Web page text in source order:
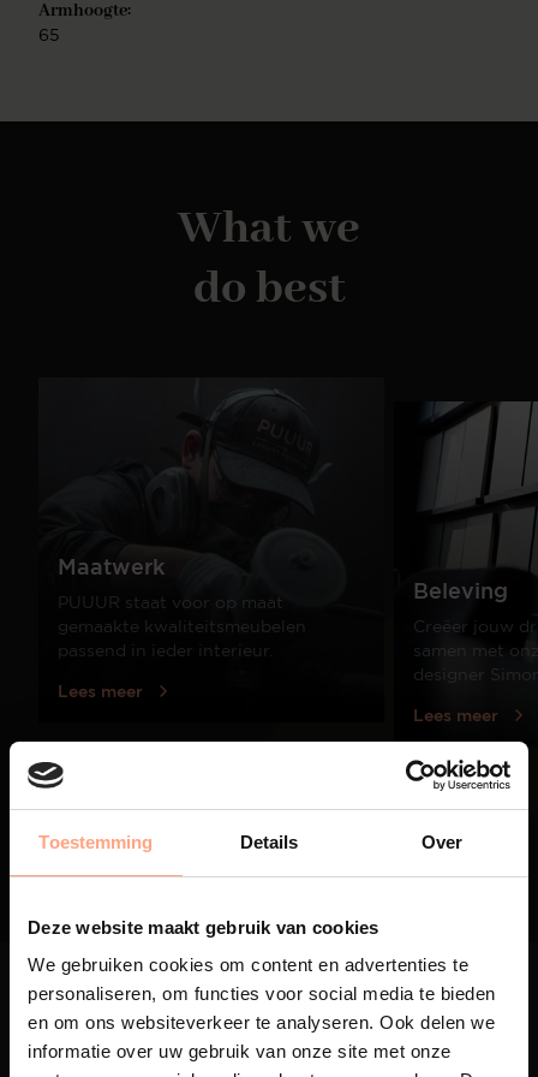
Toestemming Details Over
Deze website maakt gebruik van cookies
We gebruiken cookies om content en advertenties te
personaliseren, om functies voor social media te bieden
en om ons websiteverkeer te analyseren. Ook delen we
informatie over uw gebruik van onze site met onze
is eenvoudig te monteren.
Armhoogte:
65
What we
do best
Maatwerk
PUUUR staat voor op maat
gemaakte kwaliteitsmeubelen
passend in ieder interieur.
Lees meer
Beleving
Creëer jouw
samen met
designer
Lees meer